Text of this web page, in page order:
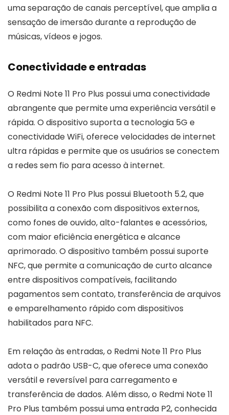
uma separação de canais perceptível, que amplia a
sensação de imersão durante a reprodução de
músicas, vídeos e jogos.
Conectividade e entradas
O Redmi Note 11 Pro Plus possui uma conectividade
abrangente que permite uma experiência versátil e
rápida. O dispositivo suporta a tecnologia 5G e
conectividade WiFi, oferece velocidades de internet
ultra rápidas e permite que os usuários se conectem
a redes sem fio para acesso à internet.
O Redmi Note 11 Pro Plus possui Bluetooth 5.2, que
possibilita a conexão com dispositivos externos,
como fones de ouvido, alto-falantes e acessórios,
com maior eficiência energética e alcance
aprimorado. O dispositivo também possui suporte
NFC, que permite a comunicação de curto alcance
entre dispositivos compatíveis, facilitando
pagamentos sem contato, transferência de arquivos
e emparelhamento rápido com dispositivos
habilitados para NFC.
Em relação às entradas, o Redmi Note 11 Pro Plus
adota o padrão USB-C, que oferece uma conexão
versátil e reversível para carregamento e
transferência de dados. Além disso, o Redmi Note 11
Pro Plus também possui uma entrada P2, conhecida